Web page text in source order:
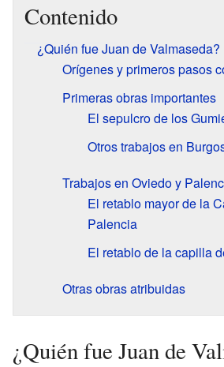
Contenido
¿Quién fue Juan de Valmaseda?
Orígenes y primeros pasos
Primeras obras importantes
El sepulcro de los
Otros trabajos en
Trabajos en Oviedo y
El retablo mayor de la
Palencia
El retablo de la capilla
Otras obras atribuidas
¿Quién fue Juan de